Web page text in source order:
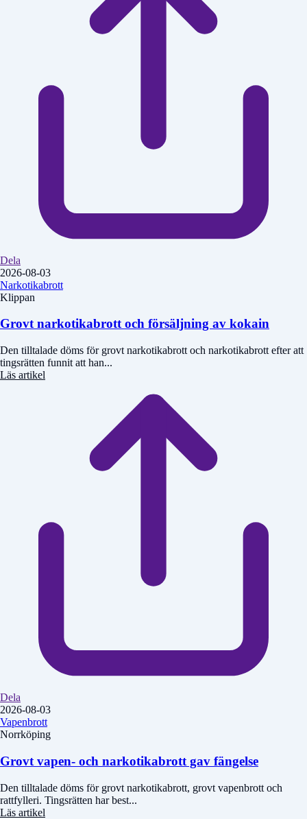
Dela
2026-08-03
Narkotikabrott
Klippan
Grovt narkotikabrott och försäljning av kokain
Den tilltalade döms för grovt narkotikabrott och narkotikabrott efter att
tingsrätten funnit att han...
Läs artikel
Dela
2026-08-03
Vapenbrott
Norrköping
Grovt vapen- och narkotikabrott gav fängelse
Den tilltalade döms för grovt narkotikabrott, grovt vapenbrott och
rattfylleri. Tingsrätten har best...
Läs artikel